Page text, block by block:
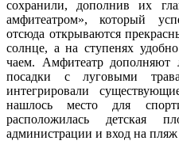
сохранили, дополнив их
амфитеатром», который
отсюда открываются
солнце, а на ступенях
чаем. Амфитеатр дополняют
посадки с луговыми
интегрировали
нашлось место для
расположилась детская
администрации и вход на пляж